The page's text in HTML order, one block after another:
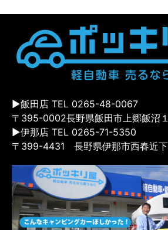
▶飯田店 TEL 0265-48-0067
〒395-0002長野県飯田市上郷飯沼
▶伊那店 TEL 0265-71-5350
〒399-4431 長野県伊那市西春近